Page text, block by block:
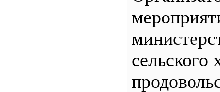
сельского